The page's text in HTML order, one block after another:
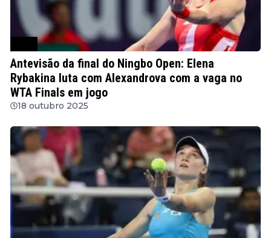
Antevisão da final do Ningbo Open: Elena
Rybakina luta com Alexandrova com a vaga no
WTA Finals em jogo
18 outubro 2025